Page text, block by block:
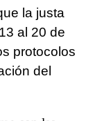
la justa
al 20 de
protocolos
del